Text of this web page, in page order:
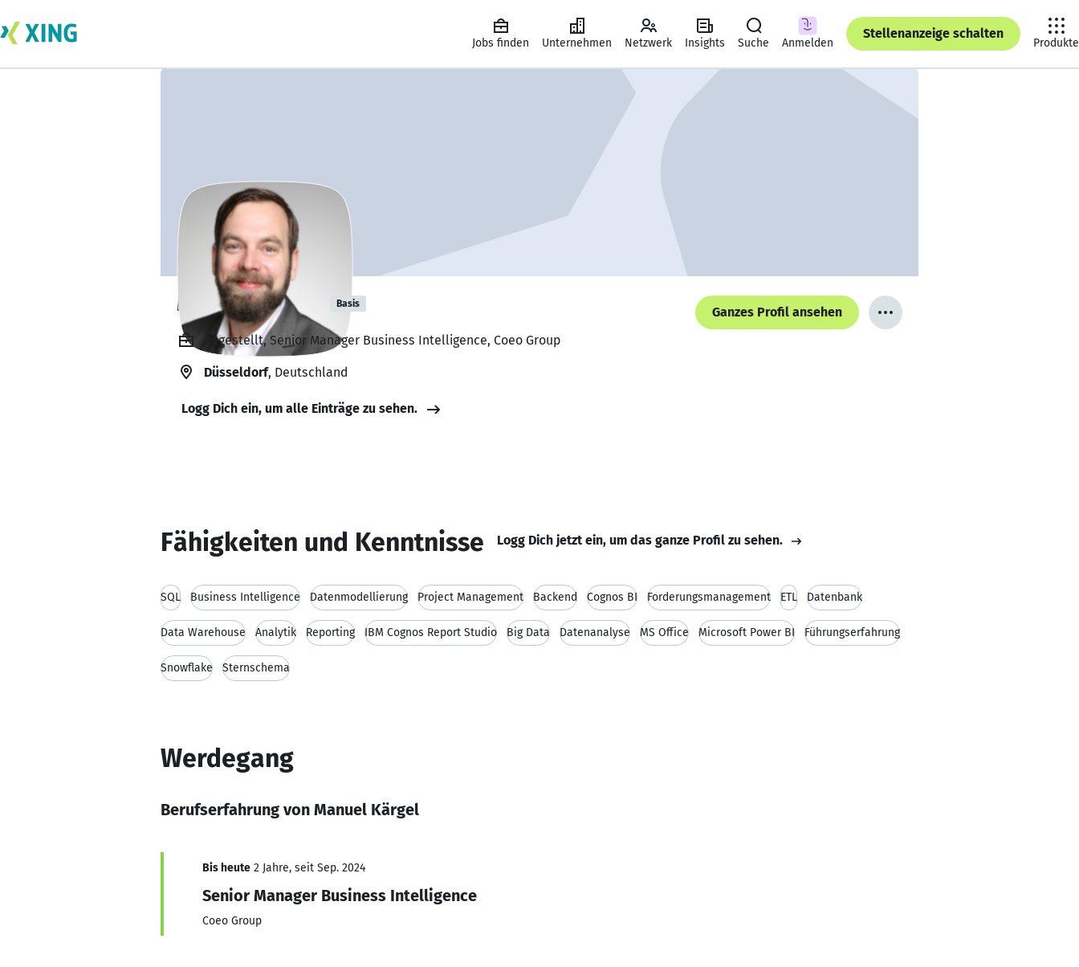
Jobs finden Unternehmen Netzwerk Insights Suche Anmelden
Stellenanzeige schalten
Produkte
Manuel Kärgel Basis
Ganzes Profil ansehen
Angestellt, Senior Manager Business Intelligence, Coeo Group
Düsseldorf, Deutschland
Logg Dich ein, um alle Einträge zu sehen.
Fähigkeiten und Kenntnisse Logg Dich jetzt ein, um das ganze Profil zu sehen.
SQL Business Intelligence Datenmodellierung Project Management Backend Cognos BI Forderungsmanagement ETL Datenbank
Data Warehouse Analytik Reporting IBM Cognos Report Studio Big Data Datenanalyse MS Office Microsoft Power BI Führungserfahrung
Snowflake Sternschema
Werdegang
Berufserfahrung von Manuel Kärgel
Bis heute 2 Jahre, seit Sep. 2024
Senior Manager Business Intelligence
Coeo Group